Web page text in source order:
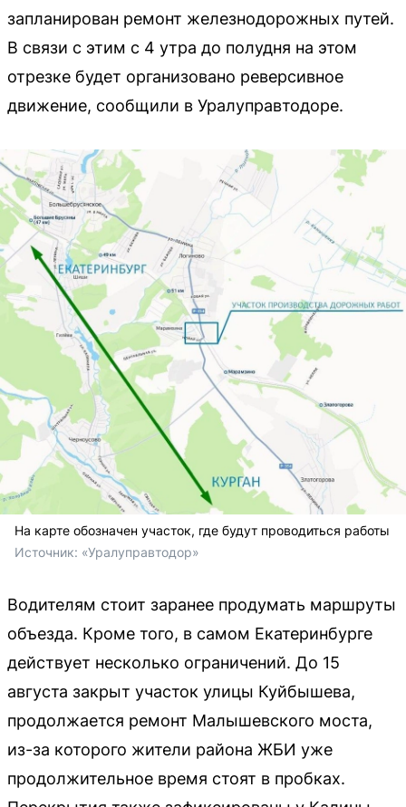
запланирован ремонт железнодорожных путей.
В связи с этим с 4 утра до полудня на этом
отрезке будет организовано реверсивное
движение, сообщили в Уралуправтодоре.
На карте обозначен участок, где будут проводиться работы
Источник: «Уралуправтодор»
Водителям стоит заранее продумать маршруты
объезда. Кроме того, в самом Екатеринбурге
действует несколько ограничений. До 15
августа закрыт участок улицы Куйбышева,
продолжается ремонт Малышевского моста,
из-за которого жители района ЖБИ уже
продолжительное время стоят в пробках.